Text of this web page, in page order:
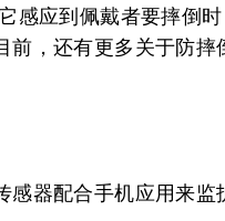
感应到佩戴者要摔倒
前，还有更多关于防摔
器配合手机应用来监